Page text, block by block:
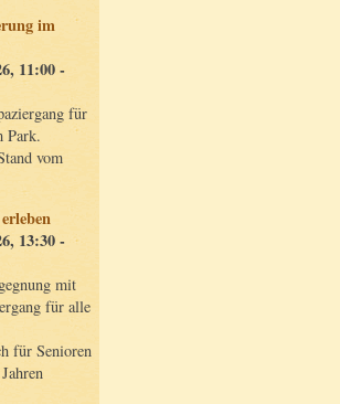
im
11:00 -
für
Park.
vom
13:30 -
mit
für alle
für Senioren